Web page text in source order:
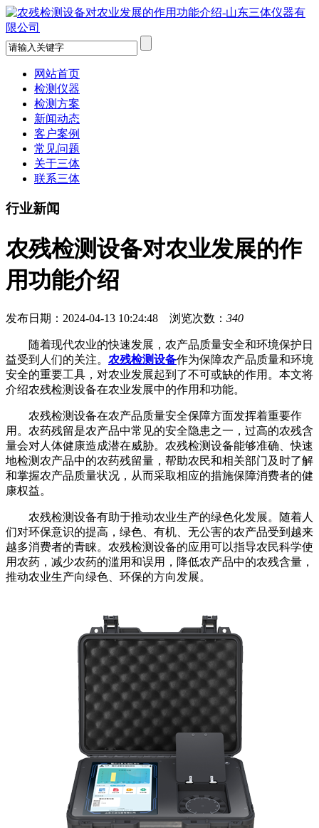
网站首页
检测仪器
检测方案
新闻动态
客户案例
常见问题
关于三体
联系三体
行业新闻
农残检测设备对农业发展的作
用功能介绍
发布日期：2024-04-13 10:24:48 浏览次数： 340
随着现代农业的快速发展，农产品质量安全和环境保护日
益受到人们的关注。 农残检测设备作为保障农产品质量和环境
安全的重要工具，对农业发展起到了不可或缺的作用。本文将
介绍农残检测设备在农业发展中的作用和功能。
农残检测设备在农产品质量安全保障方面发挥着重要作
用。农药残留是农产品中常见的安全隐患之一，过高的农残含
量会对人体健康造成潜在威胁。农残检测设备能够准确、快速
地检测农产品中的农药残留量，帮助农民和相关部门及时了解
和掌握农产品质量状况，从而采取相应的措施保障消费者的健
康权益。
农残检测设备有助于推动农业生产的绿色化发展。随着人
们对环保意识的提高，绿色、有机、无公害的农产品受到越来
越多消费者的青睐。农残检测设备的应用可以指导农民科学使
用农药，减少农药的滥用和误用，降低农产品中的农残含量，
推动农业生产向绿色、环保的方向发展。